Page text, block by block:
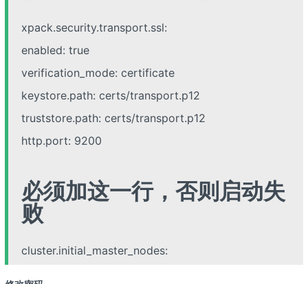
xpack.security.transport.ssl:
enabled: true
verification_mode: certificate
keystore.path: certs/transport.p12
truststore.path: certs/transport.p12
http.port: 9200
必须加这一行，否则启动失
败
cluster.initial_master_nodes: